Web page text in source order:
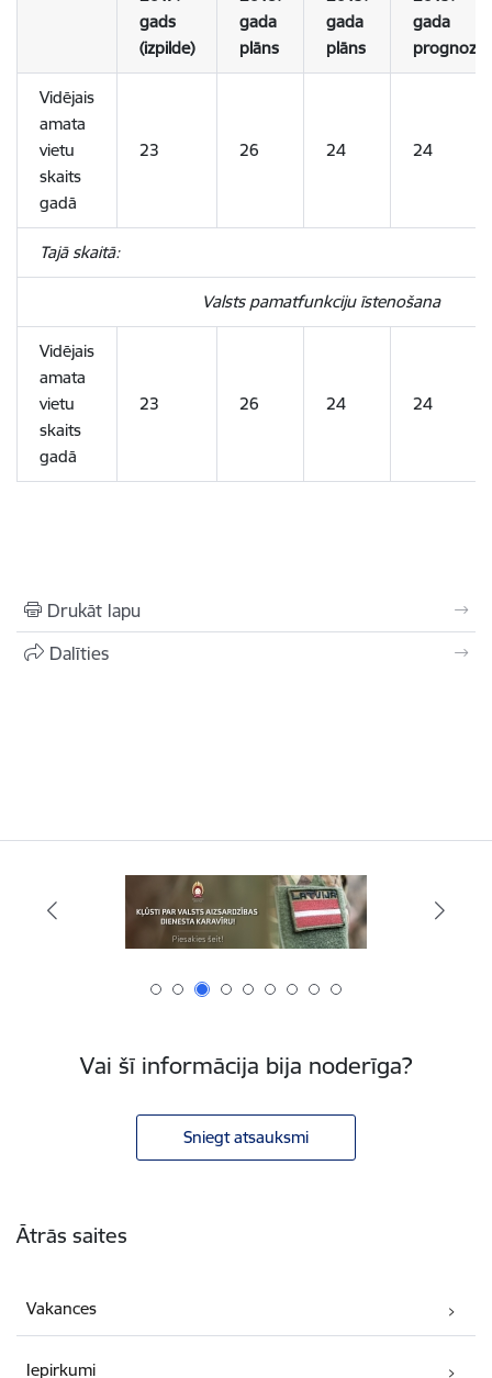
gads
(izpilde)
gada
plāns
gada
plāns
gada
prognoze
Vidējais
amata
vietu
skaits
gadā
23 26 24 24
Tajā skaitā:
Valsts pamatfunkciju īstenošana
Vidējais
amata
vietu
skaits
gadā
23 26 24 24
Drukāt lapu
Dalīties
Vai šī informācija bija noderīga?
Sniegt atsauksmi
Ātrās saites
Vakances
Iepirkumi